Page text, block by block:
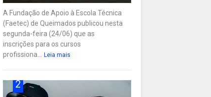
A Fundação de Apoio à Escola Técnica
(Faetec) de Queimados publicou nesta
segunda-feira (24/06) que as
inscrições para os cursos
profissiona...
Leia mais
2